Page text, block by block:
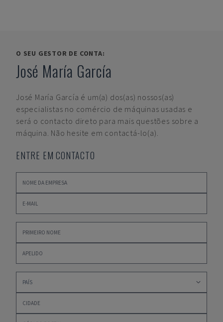
O SEU GESTOR DE CONTA:
José María García
José María García é um(a) dos(as) nossos(as)
especialistas no comércio de máquinas usadas e
será o contacto direto para mais questões sobre a
máquina. Não hesite em contactá-lo(a).
ENTRE EM CONTACTO